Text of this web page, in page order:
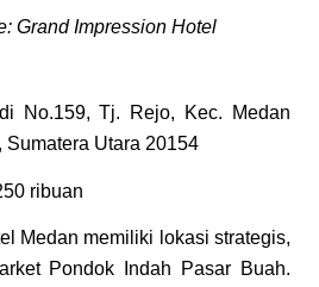
Grand Impression Hotel
No.159, Tj. Rejo, Kec. Medan
Sumatera Utara 20154
ribuan
Medan memiliki lokasi strategis,
Pondok Indah Pasar Buah.